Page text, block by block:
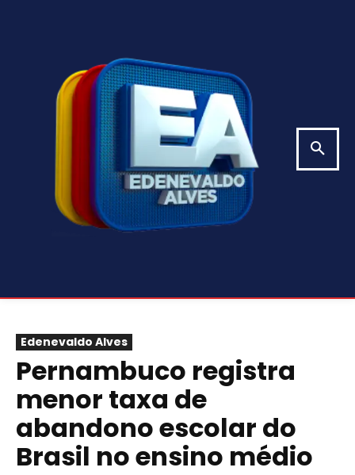
Edenevaldo Alves
Pernambuco registra
menor taxa de
abandono escolar do
Brasil no ensino médio